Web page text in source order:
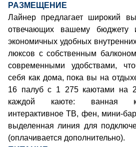
РАЗМЕЩЕНИЕ
Лайнер предлагает широкий
отвечающих вашему бюджету
экономичных удобных
люксов с собственным
современными удобствами,
себя как дома, пока вы на
16 палуб с 1 275 каютами на
каждой каюте: ванная
интерактивное ТВ, фен, мини-
выделенная линия для
(оплачивается дополнительно).